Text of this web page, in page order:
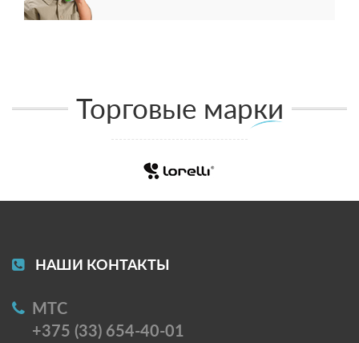
Торговые марки
НАШИ КОНТАКТЫ
МТС
+375 (33) 654-40-01